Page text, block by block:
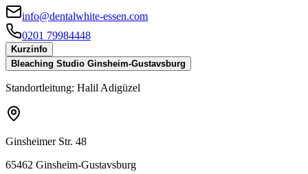
info@dentalwhite-essen.com
0201 79984448
Kurzinfo
Bleaching Studio Ginsheim-Gustavsburg
Standortleitung: Halil Adigüzel
Ginsheimer Str. 48
65462 Ginsheim-Gustavsburg